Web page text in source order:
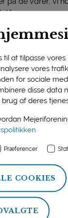
til at tilpasse
vores
for sociale
disse data
af deres
Præferencer
COOKIES
og Thise
klimavenlig
hjemmeside.
leveres
linsedeller
med danske